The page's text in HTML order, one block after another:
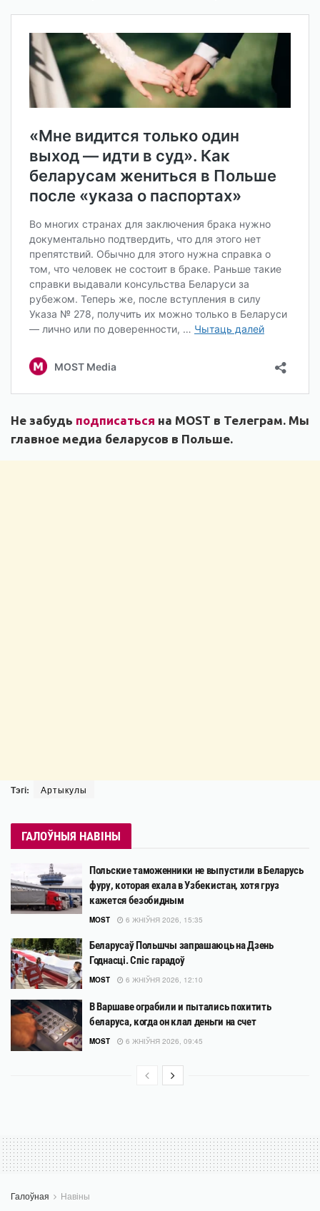
Не забудь подписаться на MOST в Телеграм. Мы
главное медиа беларусов в Польше.
Тэгі: Артыкулы
ГАЛОЎНЫЯ НАВІНЫ
Польские таможенники не выпустили в Беларусь
фуру, которая ехала в Узбекистан, хотя груз
кажется безобидным
MOST 6 ЖНІЎНЯ 2026, 15:35
Беларусаў Польшчы запрашаюць на Дзень
Годнасці. Спіс гарадоў
MOST 6 ЖНІЎНЯ 2026, 12:10
В Варшаве ограбили и пытались похитить
беларуса, когда он клал деньги на счет
MOST 6 ЖНІЎНЯ 2026, 09:45
Галоўная Навіны